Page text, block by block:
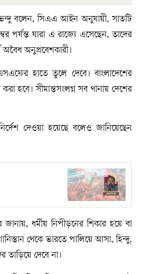
বলেন, সিএএ আইন অনুযায়ী, সাতটি
পর্যন্ত যারা এ রাজ্যে এসেছেন, তাদের
অবৈধ অনুপ্রবেশকারী।
হাতে তুলে দেবে। বাংলাদেশের
করা হবে। সীমান্তসংলগ্ন সব থানায় দেশের
দেওয়া হয়েছে বলেও জানিয়েছেন
ধর্মীয় নিপীড়নের শিকার হয়ে বা
থেকে ভারতে পালিয়ে আসা, হিন্দু,
তাড়িয়ে দেবে না।